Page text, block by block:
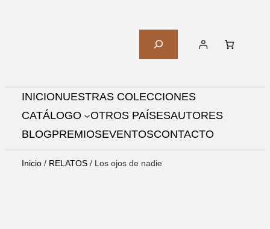
A
R
INICIONUESTRAS COLECCIONES
CATÁLOGO
OTROS PAÍSESAUTORES
BLOGPREMIOSEVENTOSCONTACTO
Inicio / RELATOS / Los ojos de nadie